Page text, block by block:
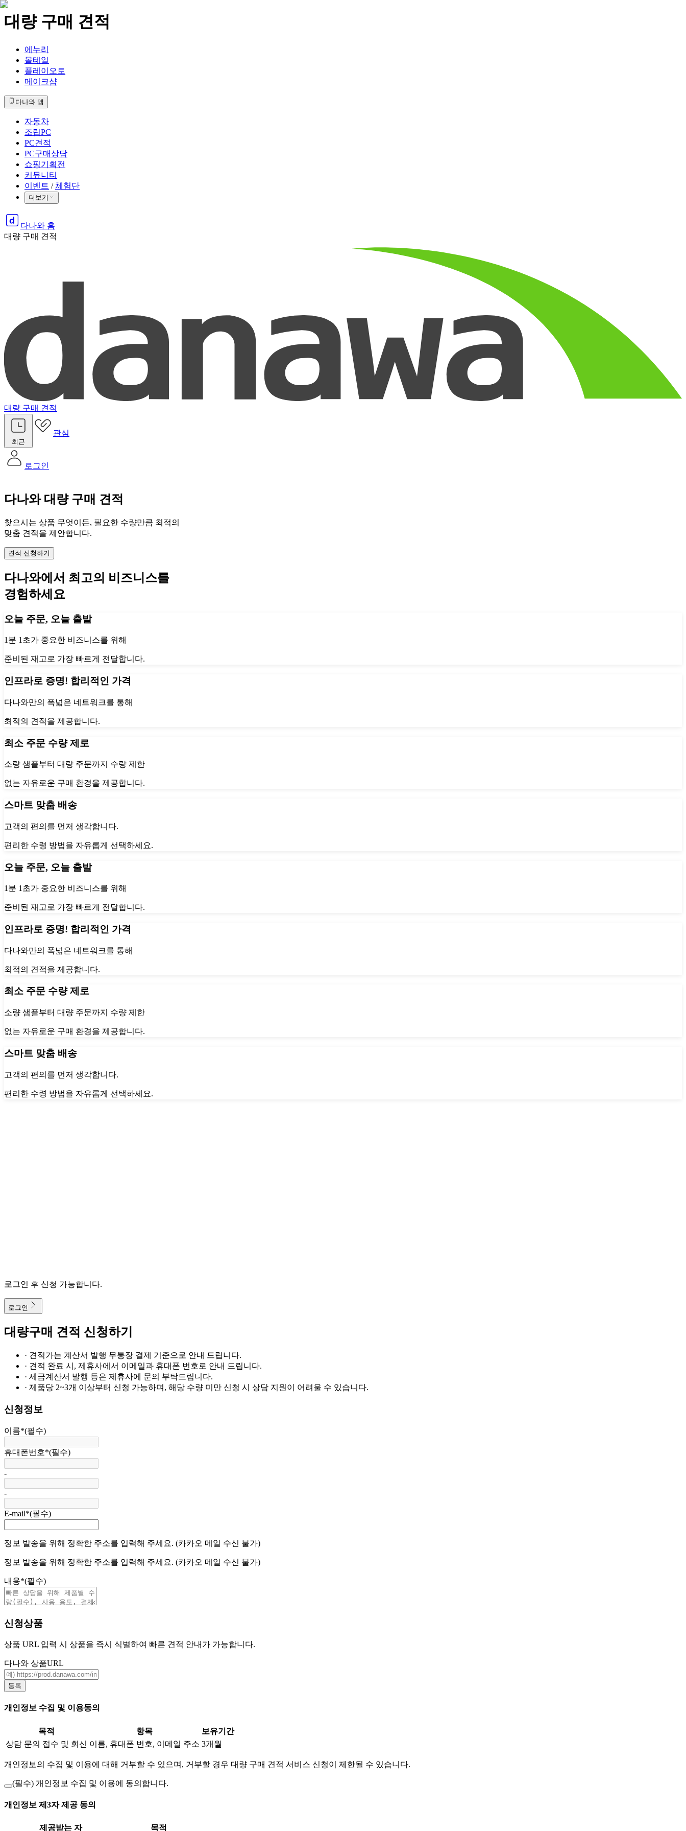
대량 구매 견적
에누리
몰테일
플레이오토
메이크샵
다나와 앱
자동차
조립PC
PC견적
PC구매상담
쇼핑기획전
커뮤니티
이벤트 / 체험단
더보기
다나와 홈
대량 구매 견적
대량 구매 견적
최근
관심
로그인
다나와 대량 구매 견적
찾으시는 상품 무엇이든, 필요한 수량만큼 최적의
맞춤 견적을 제안합니다.
견적 신청하기
다나와에서 최고의 비즈니스를
경험하세요
오늘 주문, 오늘 출발
1분 1초가 중요한 비즈니스를 위해
준비된 재고로 가장 빠르게 전달합니다.
인프라로 증명! 합리적인 가격
다나와만의 폭넓은 네트워크를 통해
최적의 견적을 제공합니다.
최소 주문 수량 제로
소량 샘플부터 대량 주문까지 수량 제한
없는 자유로운 구매 환경을 제공합니다.
스마트 맞춤 배송
고객의 편의를 먼저 생각합니다.
편리한 수령 방법을 자유롭게 선택하세요.
오늘 주문, 오늘 출발
1분 1초가 중요한 비즈니스를 위해
준비된 재고로 가장 빠르게 전달합니다.
인프라로 증명! 합리적인 가격
다나와만의 폭넓은 네트워크를 통해
최적의 견적을 제공합니다.
최소 주문 수량 제로
소량 샘플부터 대량 주문까지 수량 제한
없는 자유로운 구매 환경을 제공합니다.
스마트 맞춤 배송
고객의 편의를 먼저 생각합니다.
편리한 수령 방법을 자유롭게 선택하세요.
로그인 후 신청 가능합니다.
로그인
대량구매 견적 신청하기
· 견적가는 계산서 발행 무통장 결제 기준으로 안내 드립니다.
· 견적 완료 시, 제휴사에서 이메일과 휴대폰 번호로 안내 드립니다.
· 세금계산서 발행 등은 제휴사에 문의 부탁드립니다.
· 제품당 2~3개 이상부터 신청 가능하며, 해당 수량 미만 신청 시 상담 지원이 어려울 수 있습니다.
신청정보
이름*(필수)
휴대폰번호*(필수)
-
-
E-mail*(필수)
정보 발송을 위해 정확한 주소를 입력해 주세요. (카카오 메일 수신 불가)
정보 발송을 위해 정확한 주소를 입력해 주세요. (카카오 메일 수신 불가)
내용*(필수)
신청상품
상품 URL 입력 시 상품을 즉시 식별하여 빠른 견적 안내가 가능합니다.
다나와 상품URL
등록
개인정보 수집 및 이용동의
목적 항목
보유기간
상담 문의 접수 및 회신 이름, 휴대폰 번호, 이메일 주소 3개월
개인정보의 수집 및 이용에 대해 거부할 수 있으며, 거부할 경우 대량 구매 견적 서비스 신청이 제한될 수 있습니다.
(필수) 개인정보 수집 및 이용에 동의합니다.
개인정보 제3자 제공 동의
제공받는 자 목적